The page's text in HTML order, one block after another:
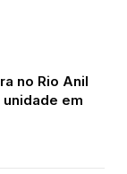
no Rio Anil
em